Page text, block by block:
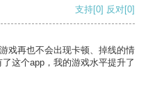
支持[0] 反对[0]
戏再也不会出现卡顿、掉线的情
这个app，我的游戏水平提升了